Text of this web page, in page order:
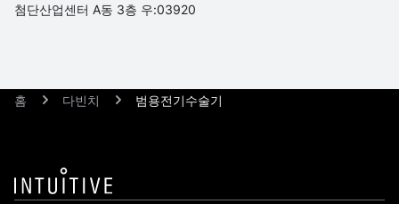
첨단산업센터 A동 3층 우:03920
홈 다빈치 범용전기수술기